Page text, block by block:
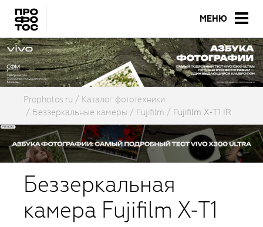
МЕНЮ
Prophotos.ru
Каталог фототехники
Беззеркальные камеры
Fujifilm Fujifilm X-T1 IR
Беззеркальная
камера Fujifilm X-T1